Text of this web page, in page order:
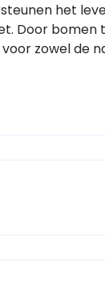
het
Door
zowel de